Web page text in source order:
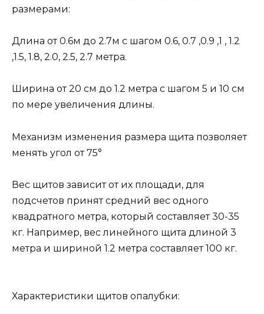
размерами:
Длина от 0.6м до 2.7м с шагом 0.6, 0.7 ,0.9 ,1 , 1.2
,1.5, 1.8, 2.0, 2.5, 2.7 метра.
Ширина от 20 см до 1.2 метра с шагом 5 и 10 см
по мере увеличения длины.
Механизм изменения размера щита позволяет
менять угол от 75°
Вес щитов зависит от их площади, для
подсчетов принят средний вес одного
квадратного метра, который составляет 30-35
кг. Например, вес линейного щита длиной 3
метра и шириной 1.2 метра составляет 100 кг.
Характеристики щитов опалубки: